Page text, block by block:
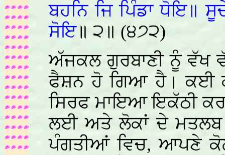
ਬਹਨਿ ਜਿ ਪਿੰਡਾ ਧੋਇ॥
ਸੋਇ॥ ੨॥ (੪੭੨)
ਅੱਜਕਲ ਗੁਰਬਾਣੀ ਨੂੰ ਵੱਖ
ਫੈਸ਼ਨ ਹੋ ਗਿਆ ਹੈ। ਕਈ
ਸਿਰਫ ਮਾਇਆ ਇਕੱਠੀ
ਲਈ ਅਤੇ ਲੋਕਾਂ ਦੇ
ਪੰਗਤੀਆਂ ਵਿਚ, ਆਪਣੇ